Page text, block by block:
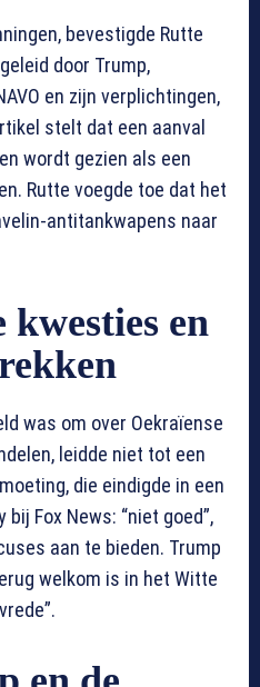
bevestigde Rutte
door Trump,
en zijn verplichtingen,
stelt dat een aanval
wordt gezien als een
Rutte voegde toe dat het
antitankwapens naar
kwesties en
was om over Oekraïense
leidde niet tot een
die eindigde in een
Fox News: “niet goed”,
aan te bieden. Trump
welkom is in het Witte